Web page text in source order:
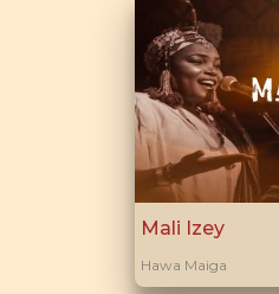
Mali Izey
Hawa Maiga